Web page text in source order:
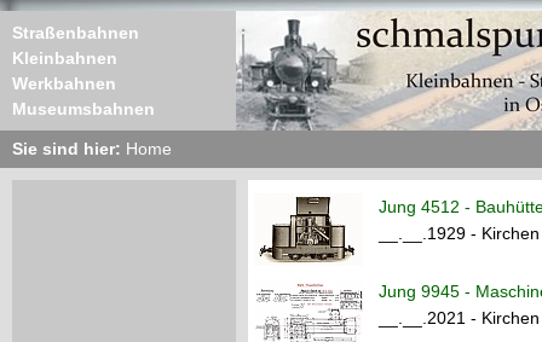
Straßenbahnen
Kleinbahnen
Werkbahnen
Museumsbahnen
Sie sind hier: Home
Jung 4512 -
__.__.1929 -
Jung 9945 -
__.__.2021 -